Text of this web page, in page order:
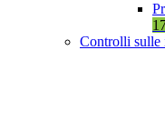
Controlli sulle